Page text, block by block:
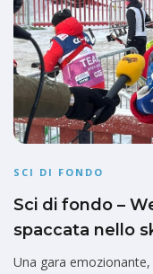
SCI DI FONDO
Sci di fondo –
spaccata nello
Una gara